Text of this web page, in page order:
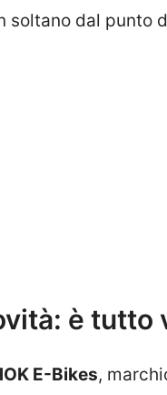
soltano dal punto
è tutto
E-Bikes,